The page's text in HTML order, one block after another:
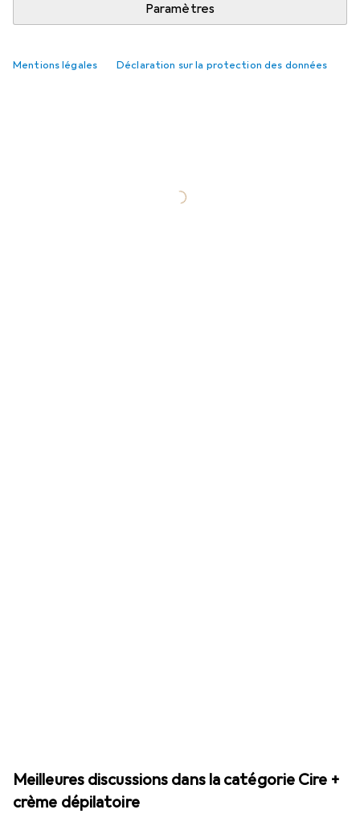
Paramètres
Mentions légales Déclaration sur la protection des données
Meilleures discussions dans la catégorie Cire +
crème dépilatoire